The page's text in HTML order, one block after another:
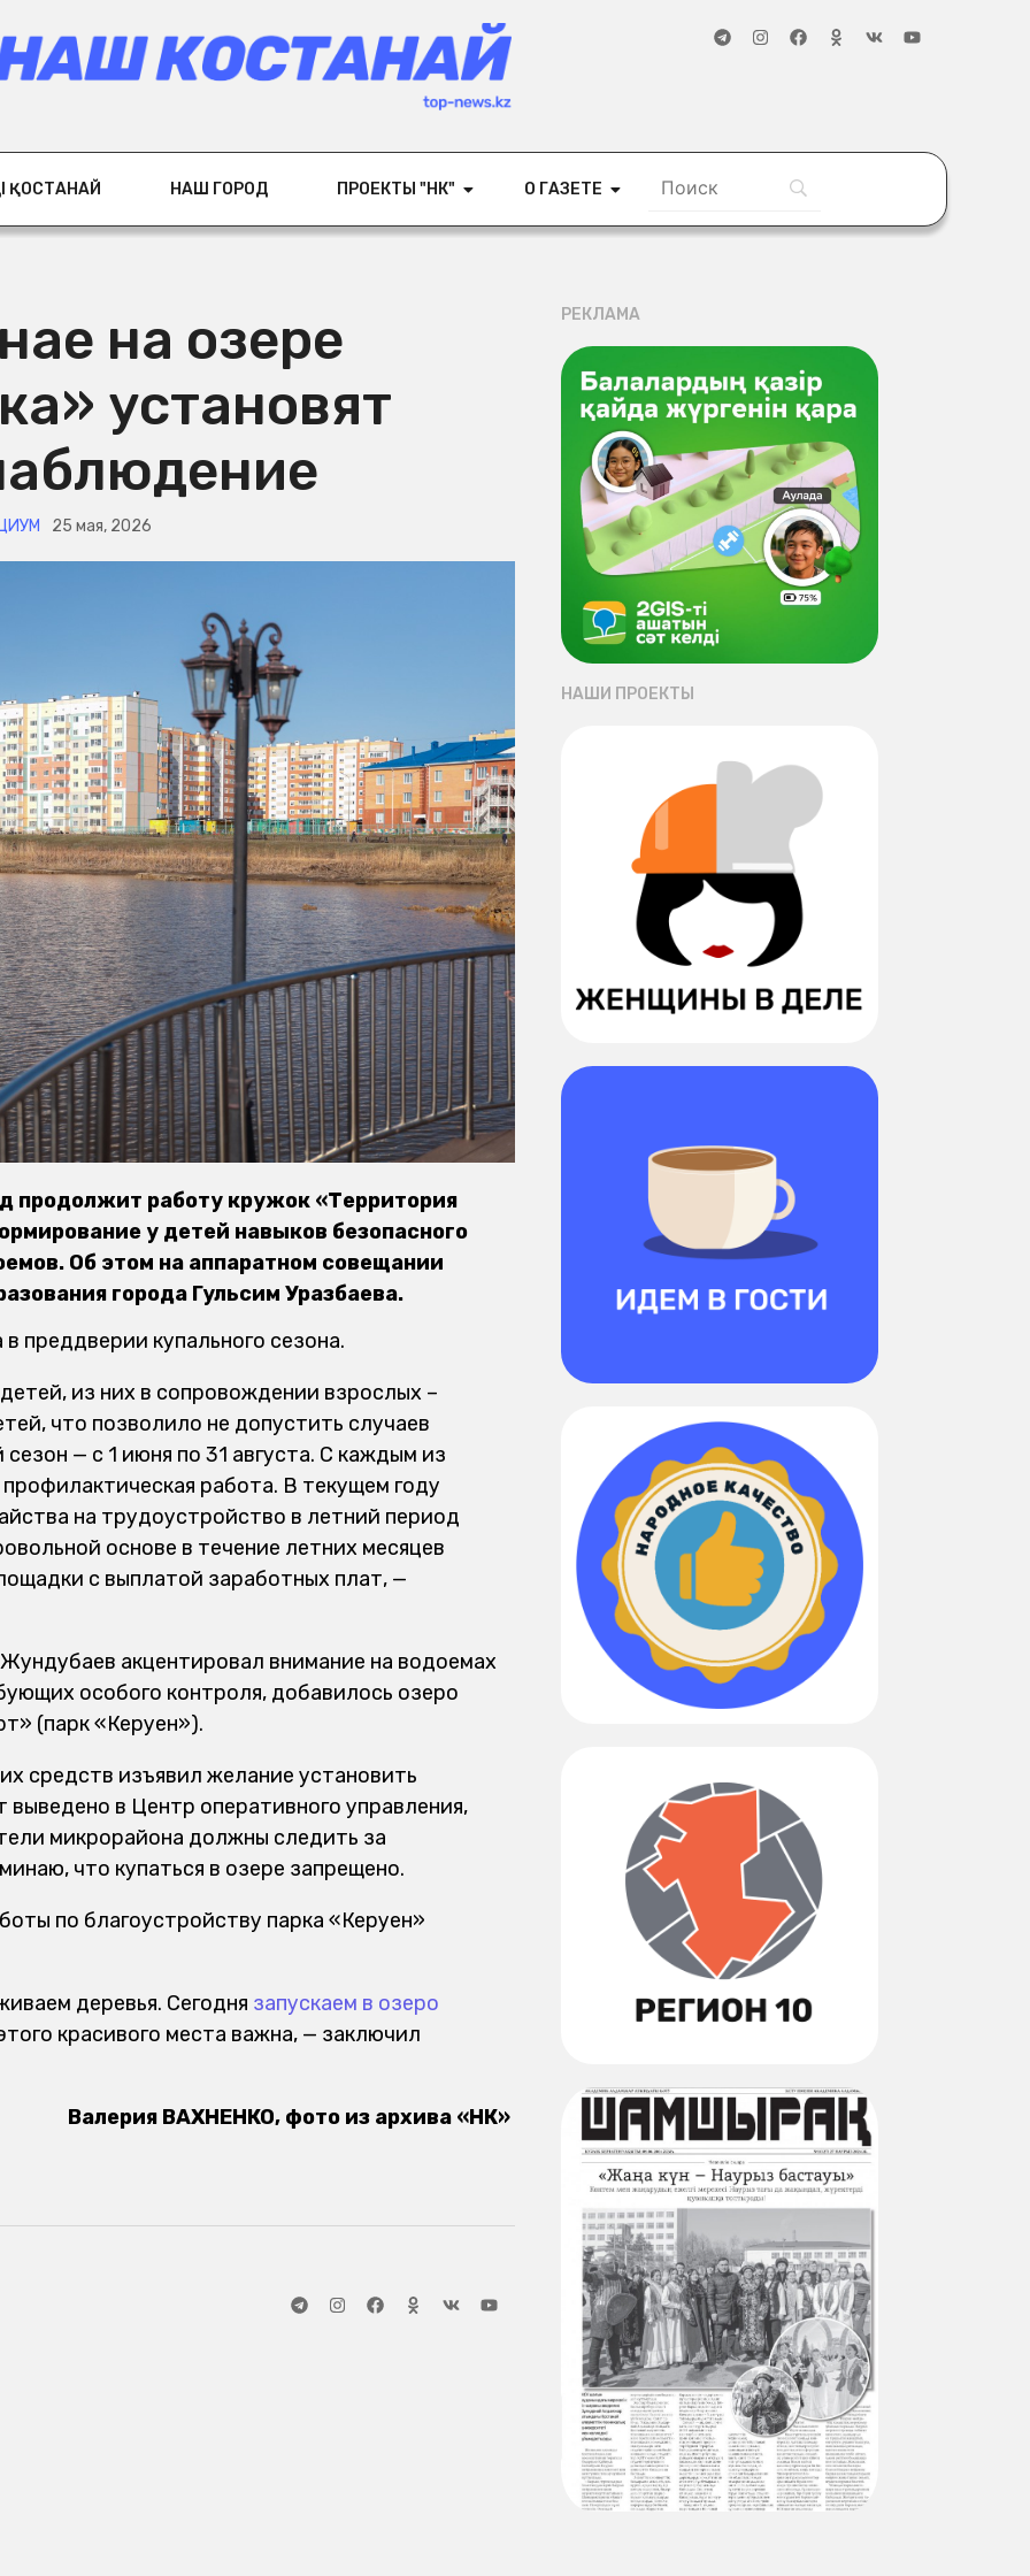
ҚОСТАНАЙ НАШ ГОРОД ПРОЕКТЫ "НК" О ГАЗЕТЕ
на озере
установят
25 мая, 2026
продолжит работу кружок «Территория
у детей навыков безопасного
Об этом на аппаратном совещании
города Гульсим Уразбаева.
преддверии купального сезона.
из них в сопровождении взрослых –
что позволило не допустить случаев
— с 1 июня по 31 августа. С каждым из
работа. В текущем году
на трудоустройство в летний период
основе в течение летних месяцев
с выплатой заработных плат, —
акцентировал внимание на водоемах
особого контроля, добавилось озеро
(парк «Керуен»).
средств изъявил желание установить
в Центр оперативного управления,
микрорайона должны следить за
что купаться в озере запрещено.
по благоустройству парка «Керуен»
деревья. Сегодня запускаем в озеро
красивого места важна, — заключил
Валерия ВАХНЕНКО, фото из архива «НК»
РЕКЛАМА
НАШИ ПРОЕКТЫ